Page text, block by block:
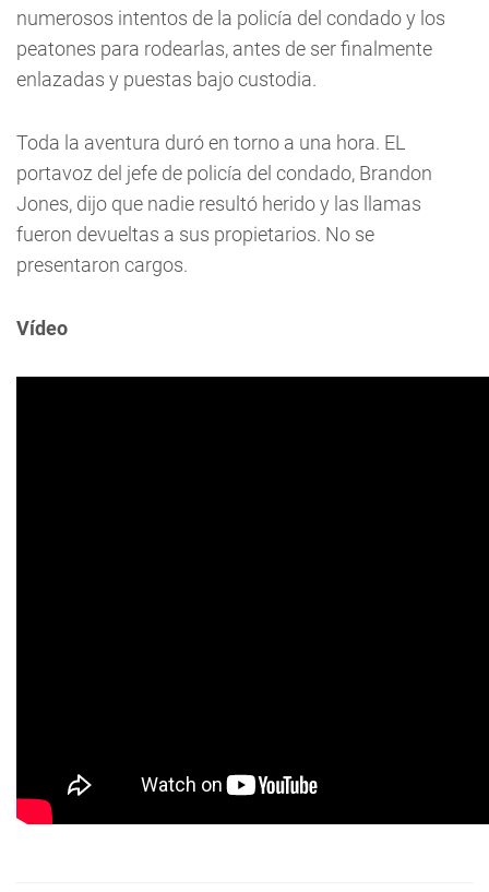
numerosos intentos de la policía del condado y los
peatones para rodearlas, antes de ser finalmente
enlazadas y puestas bajo custodia.
Toda la aventura duró en torno a una hora. EL
portavoz del jefe de policía del condado, Brandon
Jones, dijo que nadie resultó herido y las llamas
fueron devueltas a sus propietarios. No se
presentaron cargos.
Vídeo